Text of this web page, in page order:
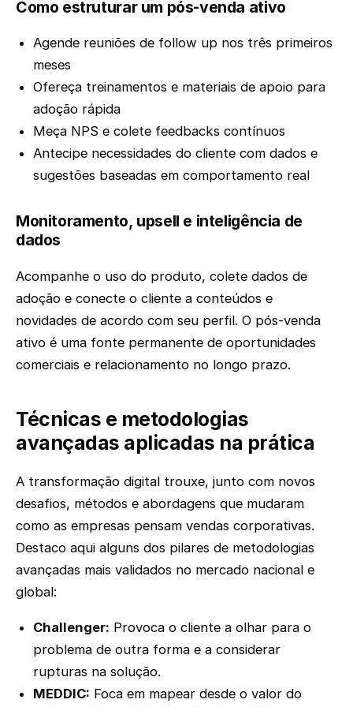
Como estruturar um pós-venda ativo
Agende reuniões de follow up nos três primeiros
meses
Ofereça treinamentos e materiais de apoio para
adoção rápida
Meça NPS e colete feedbacks contínuos
Antecipe necessidades do cliente com dados e
sugestões baseadas em comportamento real
Monitoramento, upsell e inteligência de
dados
Acompanhe o uso do produto, colete dados de
adoção e conecte o cliente a conteúdos e
novidades de acordo com seu perfil. O pós-venda
ativo é uma fonte permanente de oportunidades
comerciais e relacionamento no longo prazo.
Técnicas e metodologias
avançadas aplicadas na prática
A transformação digital trouxe, junto com novos
desafios, métodos e abordagens que mudaram
como as empresas pensam vendas corporativas.
Destaco aqui alguns dos pilares de metodologias
avançadas mais validados no mercado nacional e
global:
Challenger: Provoca o cliente a olhar para o
problema de outra forma e a considerar
rupturas na solução.
MEDDIC: Foca em mapear desde o valor do